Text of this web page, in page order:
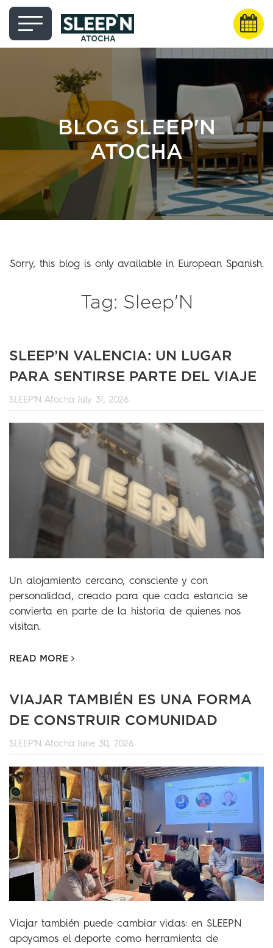
BLOG SLEEP'N
ATOCHA
Sorry, this blog is only available in European Spanish.
Tag: Sleep'N
SLEEP’N VALENCIA: UN LUGAR
PARA SENTIRSE PARTE DEL VIAJE
SLEEP'N Atocha July 31, 2026
Un alojamiento cercano, consciente y con
personalidad, creado para que cada estancia se
convierta en parte de la historia de quienes nos
visitan.
READ MORE
VIAJAR TAMBIÉN ES UNA FORMA
DE CONSTRUIR COMUNIDAD
SLEEP'N Atocha June 30, 2026
Viajar también puede cambiar vidas: en SLEEPN
apoyamos el deporte como herramienta de